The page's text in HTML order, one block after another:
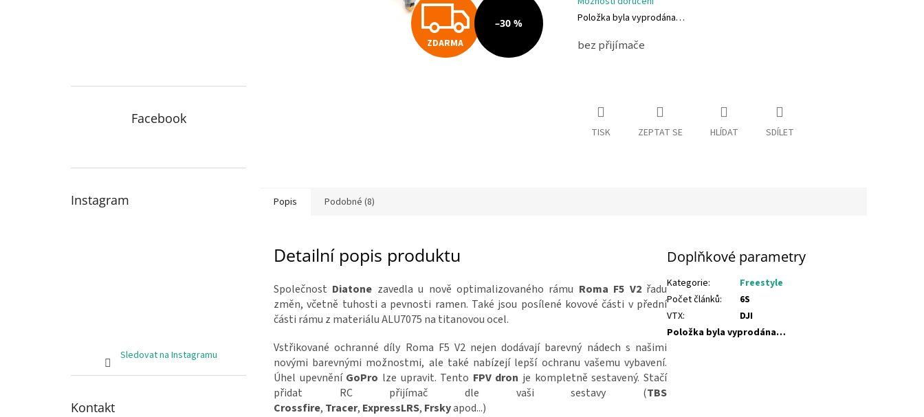
Facebook
Instagram
Sledovat na Instagramu
Kontakt
ZDARMA
ZDARMA
–30 %
Položka byla vyprodána…
bez přijímače
TISK ZEPTAT SE HLÍDAT SDÍLET
Popis Podobné (8)
Detailní popis produktu
Společnost Diatone zavedla u nově optimalizovaného rámu Roma F5 V2řadu
změn, včetně tuhosti a pevnosti ramen. Také jsou posílené kovové části v přední
části rámu z materiálu ALU7075 na titanovou ocel.
Vstřikované ochranné díly Roma F5 V2 nejen dodávají barevný nádech s našimi
novými barevnými možnostmi, ale také nabízejí lepší ochranu vašemu vybavení.
Úhel upevnění GoPro lze upravit. Tento FPV dron je kompletně sestavený. Stačí
přidat RC přijímač dle vaši sestavy (TBS
Crossfire, Tracer, ExpressLRS, Frskyapod...)
Doplňkové parametry
Kategorie:
Freestyle
Počet článků:
6S
VTX:
DJI
Položka byla vyprodána…